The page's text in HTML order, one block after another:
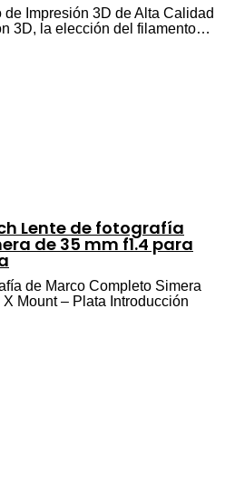
Impresión 3D de Alta Calidad
3D, la elección del filamento…
Lente de fotografía
de 35 mm f1.4 para
de Marco Completo Simera
Mount – Plata Introducción